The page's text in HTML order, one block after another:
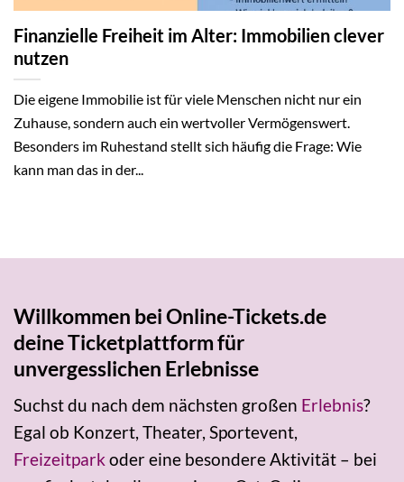
Finanzielle Freiheit im Alter: Immobilien clever
nutzen
Die eigene Immobilie ist für viele Menschen nicht nur ein
Zuhause, sondern auch ein wertvoller Vermögenswert.
Besonders im Ruhestand stellt sich häufig die Frage: Wie
kann man das in der...
Willkommen bei Online-Tickets.de
deine Ticketplattform für
unvergesslichen Erlebnisse
Suchst du nach dem nächsten großen Erlebnis?
Egal ob Konzert, Theater, Sportevent,
Freizeitpark oder eine besondere Aktivität – bei